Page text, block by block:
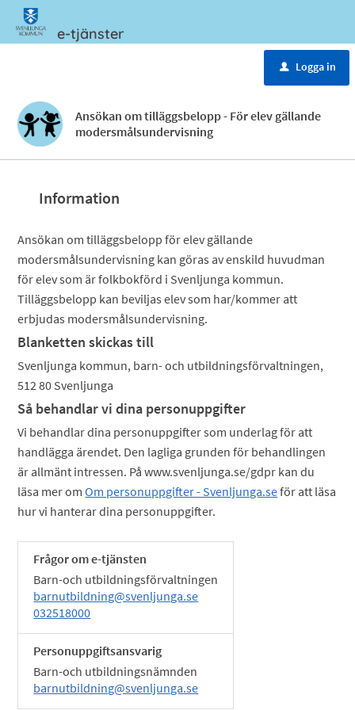
e-tjänster
u Logga in
Ansökan om tilläggsbelopp - För elev gällande
modersmålsundervisning
Information
Ansökan om tilläggsbelopp för elev gällande
modersmålsundervisning kan göras av enskild huvudman
för elev som är folkbokförd i Svenljunga kommun.
Tilläggsbelopp kan beviljas elev som har/kommer att
erbjudas modersmålsundervisning.
Blanketten skickas till
Svenljunga kommun, barn- och utbildningsförvaltningen,
512 80 Svenljunga
Så behandlar vi dina personuppgifter
Vi behandlar dina personuppgifter som underlag för att
handlägga ärendet. Den lagliga grunden för behandlingen
är allmänt intressen. På www.svenljunga.se/gdpr kan du
läsa mer omOm personuppgifter - Svenljunga.seför att läsa
hur vi hanterar dina personuppgifter.
Frågor om e-tjänsten
Barn-och utbildningsförvaltningen
barnutbildning@svenljunga.se
032518000
Personuppgiftsansvarig
Barn-och utbildningsnämnden
barnutbildning@svenljunga.se